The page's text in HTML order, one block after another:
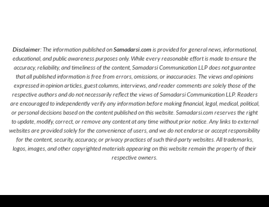
Disclaimer: The information published onSamadarsi.comis provided for general news, informational,
educational, and public awareness purposes only. While every reasonable effort is made to ensure the
accuracy, reliability, and timeliness of the content, Samadarsi Communication LLP does not guarantee
that all published information is free from errors, omissions, or inaccuracies. The views and opinions
expressed in opinion articles, guest columns, interviews, and reader comments are solely those of the
respective authors and do not necessarily reflect the views of Samadarsi Communication LLP. Readers
are encouraged to independently verify any information before making financial, legal, medical, political,
or personal decisions based on the content published on this website. Samadarsi.com reserves the right
to update, modify, correct, or remove any content at any time without prior notice. Any links to external
websites are provided solely for the convenience of users, and we do not endorse or accept responsibility
for the content, security, accuracy, or privacy practices of such third-party websites. All trademarks,
logos, images, and other copyrighted materials appearing on this website remain the property of their
respective owners.